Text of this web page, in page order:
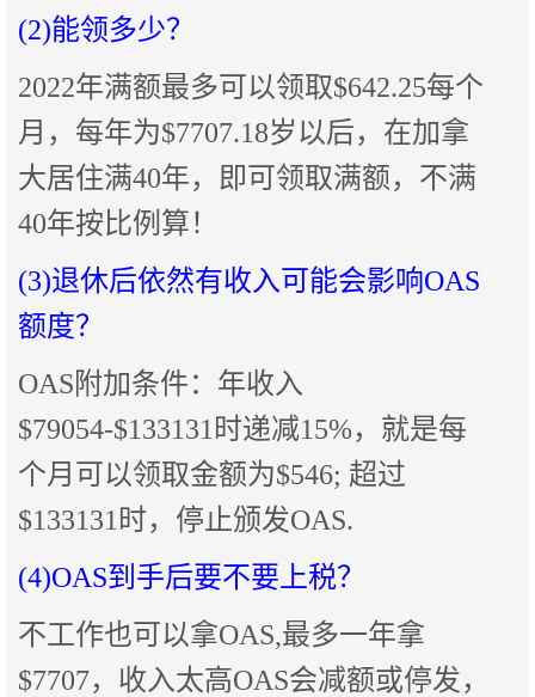
(2)能领多少？
2022年满额最多可以领取$642.25每个
月，每年为$7707.18岁以后，在加拿
大居住满40年，即可领取满额，不满
40年按比例算！
(3)退休后依然有收入可能会影响OAS
额度？
OAS附加条件：年收入
$79054-$133131时递减15%，就是每
个月可以领取金额为$546; 超过
$133131时，停止颁发OAS.
(4)OAS到手后要不要上税？
不工作也可以拿OAS,最多一年拿
$7707，收入太高OAS会减额或停发，